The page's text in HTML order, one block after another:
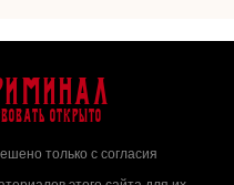
открыто
только с согласия